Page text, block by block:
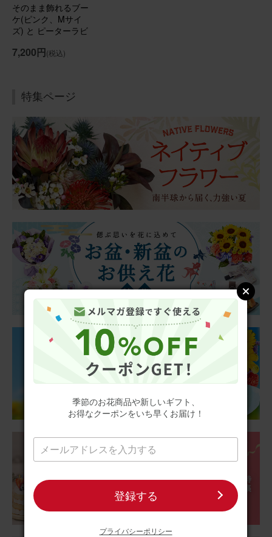
ブルーミーユーザーさん
とても大きなヒマワリでした
贈り先から、心が華やかになるようなヒマワリのアレンジ
メントが届いたと連絡がありました。気温が高い日だった
ので心配していましたが、とても元気な状態で届いたよう
です。後からカステラに気づき、２度喜んでいただけたよ
うです！
さらに表示
そのまま飾れるブーケ(ひまわり、Sサイズ) と 銀座千疋屋
フルーツカステラ のセット
2026/07/10
せなｑ 60代
用途：
誕生日
誕生日
喜んでくれてます
そのまま飾れるブーケ(カラフル、XSサイズ)
素敵
た〜て感じます。
そのまま飾れるブーケ(ひまわり、Sサイズ) と ピーターラ
ビットコーヒー＆スイーツギフト のセット
そのまま飾れるブー
ケ(ピンク、Mサイ
ズ) と ピーターラビ
ーツギフト のセッ
7,200円(税込)
特集ページ
季節のお花商品や新しいギフト、
お得なクーポンをいち早くお届け！
登録する
プライバシーポリシー